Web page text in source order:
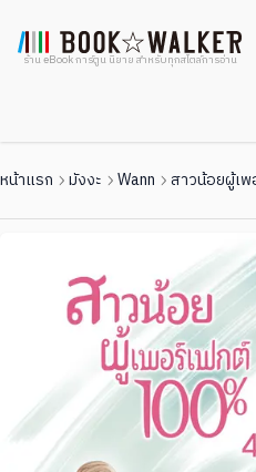
ร้าน eBook การ์ตูน นิยาย สำหรับทุกสไตล์การอ่าน
หน้าแรก มังงะ Wann สาวน้อยผู้เ